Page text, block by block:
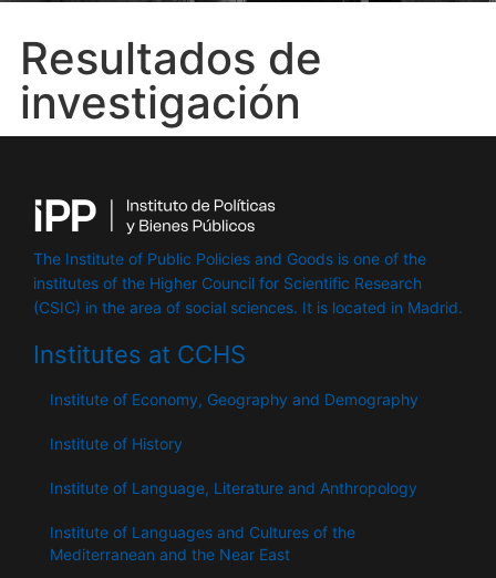
Resultados de
investigación
The Institute of Public Policies and Goods is one of the
institutes of the Higher Council for Scientific Research
(CSIC) in the area of ​​social sciences. It is located in Madrid.
Institutes at CCHS
Institute of Economy, Geography and Demography
Institute of History
Institute of Language, Literature and Anthropology
Institute of Languages ​​and Cultures of the
Mediterranean and the Near East